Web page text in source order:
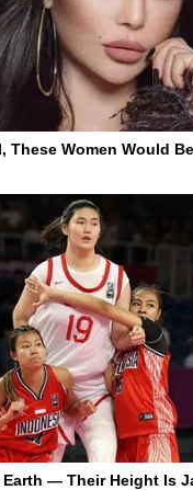
These Women Would
Earth — Their Height Is